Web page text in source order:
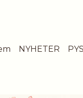
NYHETER